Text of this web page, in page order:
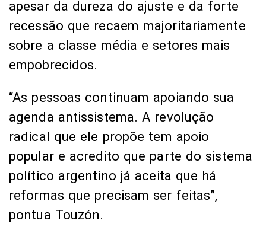
apesar da dureza do ajuste e da forte
recessão que recaem majoritariamente
sobre a classe média e setores mais
empobrecidos.
“As pessoas continuam apoiando sua
agenda antissistema. A revolução
radical que ele propõe tem apoio
popular e acredito que parte do sistema
político argentino já aceita que há
reformas que precisam ser feitas”,
pontua Touzón.